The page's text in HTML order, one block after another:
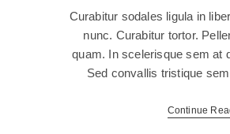
Curabitur sodales ligula in
nunc. Curabitur tortor.
quam. In scelerisque sem at
Sed convallis tristique
Continue